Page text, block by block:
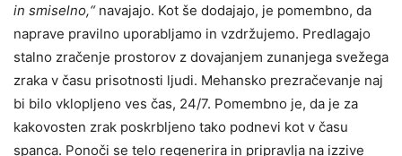
in smiselno,“navajajo. Kot še dodajajo, je pomembno, da
naprave pravilno uporabljamo in vzdržujemo. Predlagajo
stalno zračenje prostorov z dovajanjem zunanjega svežega
zraka v času prisotnosti ljudi. Mehansko prezračevanje naj
bi bilo vklopljeno ves čas, 24/7. Pomembno je, da je za
kakovosten zrak poskrbljeno tako podnevi kot v času
spanca. Ponoči se telo regenerira in pripravlja na izzive